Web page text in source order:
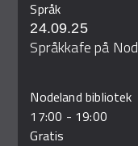
Språk
24.09.25
Språkkafe på
Nodeland bibliotek
17:00 - 19:00
Gratis